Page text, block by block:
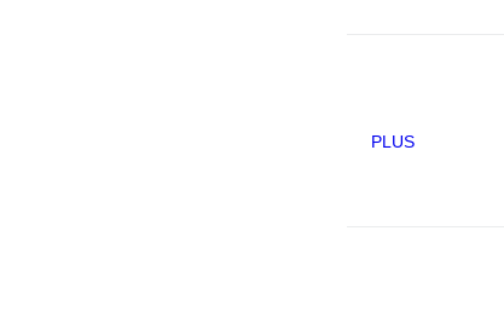
PLUS